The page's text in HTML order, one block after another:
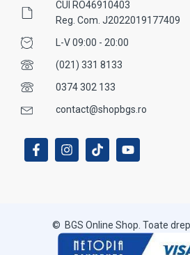
CUI RO46910403
Reg. Com. J2022019177409
L-V 09:00 - 20:00
(021) 331 8133
0374 302 133
contact@shopbgs.ro
© BGS Online Shop. Toate